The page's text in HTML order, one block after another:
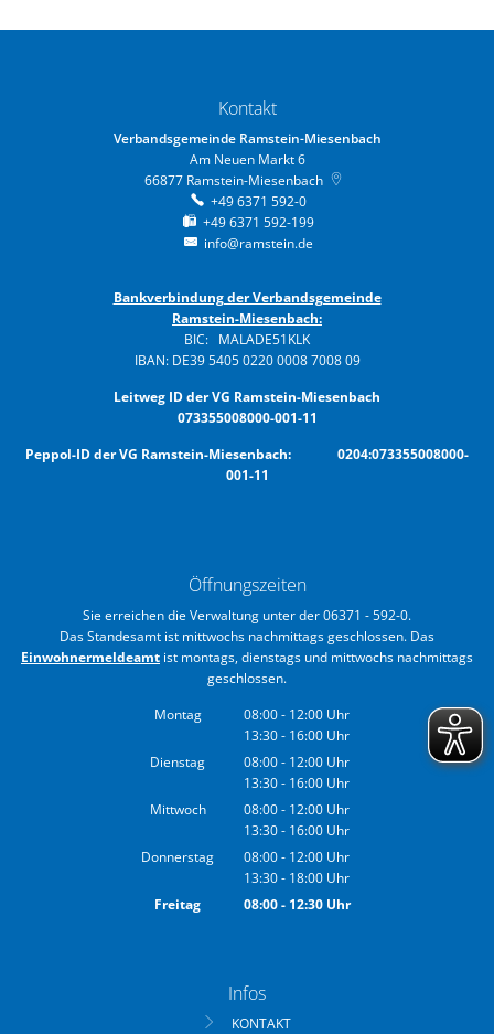
Kontakt
Verbandsgemeinde Ramstein-Miesenbach
Am Neuen Markt 6
66877 Ramstein-Miesenbach
+49 6371 592-0
+49 6371 592-199
info@ramstein.de
Bankverbindung der Verbandsgemeinde
Ramstein-Miesenbach:
BIC: MALADE51KLK
IBAN: DE39 5405 0220 0008 7008 09
Leitweg ID der VG Ramstein-Miesenbach
073355008000-001-11
Peppol-ID der VG Ramstein-Miesenbach: 0204:073355008000-
001-11
Öffnungszeiten
Sie erreichen die Verwaltung unter der 06371 - 592-0.
Das Standesamt ist mittwochs nachmittags geschlossen. Das
Einwohnermeldeamt ist montags, dienstags und mittwochs nachmittags
geschlossen.
Montag
08:00- 12:00 Uhr
Von 08:00 bis 12:00 Uhr
13:30- 16:00 Uhr
Von 13:30 bis 16:00 Uhr
Dienstag 08:00- 12:00 Uhr
Von 08:00 bis 12:00 Uhr
13:30- 16:00 Uhr
Von 13:30 bis 16:00 Uhr
Mittwoch 08:00- 12:00 Uhr
Von 08:00 bis 12:00 Uhr
13:30- 16:00 Uhr
Von 13:30 bis 16:00 Uhr
Donnerstag 08:00- 12:00 Uhr
Von 08:00 bis 12:00 Uhr
13:30- 18:00 Uhr
Von 13:30 bis 18:00 Uhr
Freitag 08:00- 12:30Uhr
Infos
KONTAKT